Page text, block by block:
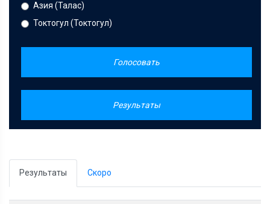
Азия (Талас)
Токтогул (Токтогул)
Голосовать
Результаты
Результаты Скоро